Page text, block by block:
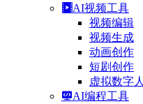
AI视频工具
视频编辑
视频生成
动画创作
短剧创作
虚拟数字人
AI编程工具